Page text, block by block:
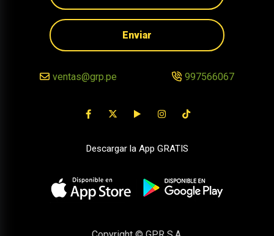
Enviar
ventas@grp.pe 997566067
Descargar la App GRATIS